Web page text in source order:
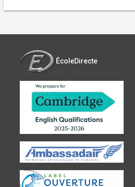
ÉcoleDirecte